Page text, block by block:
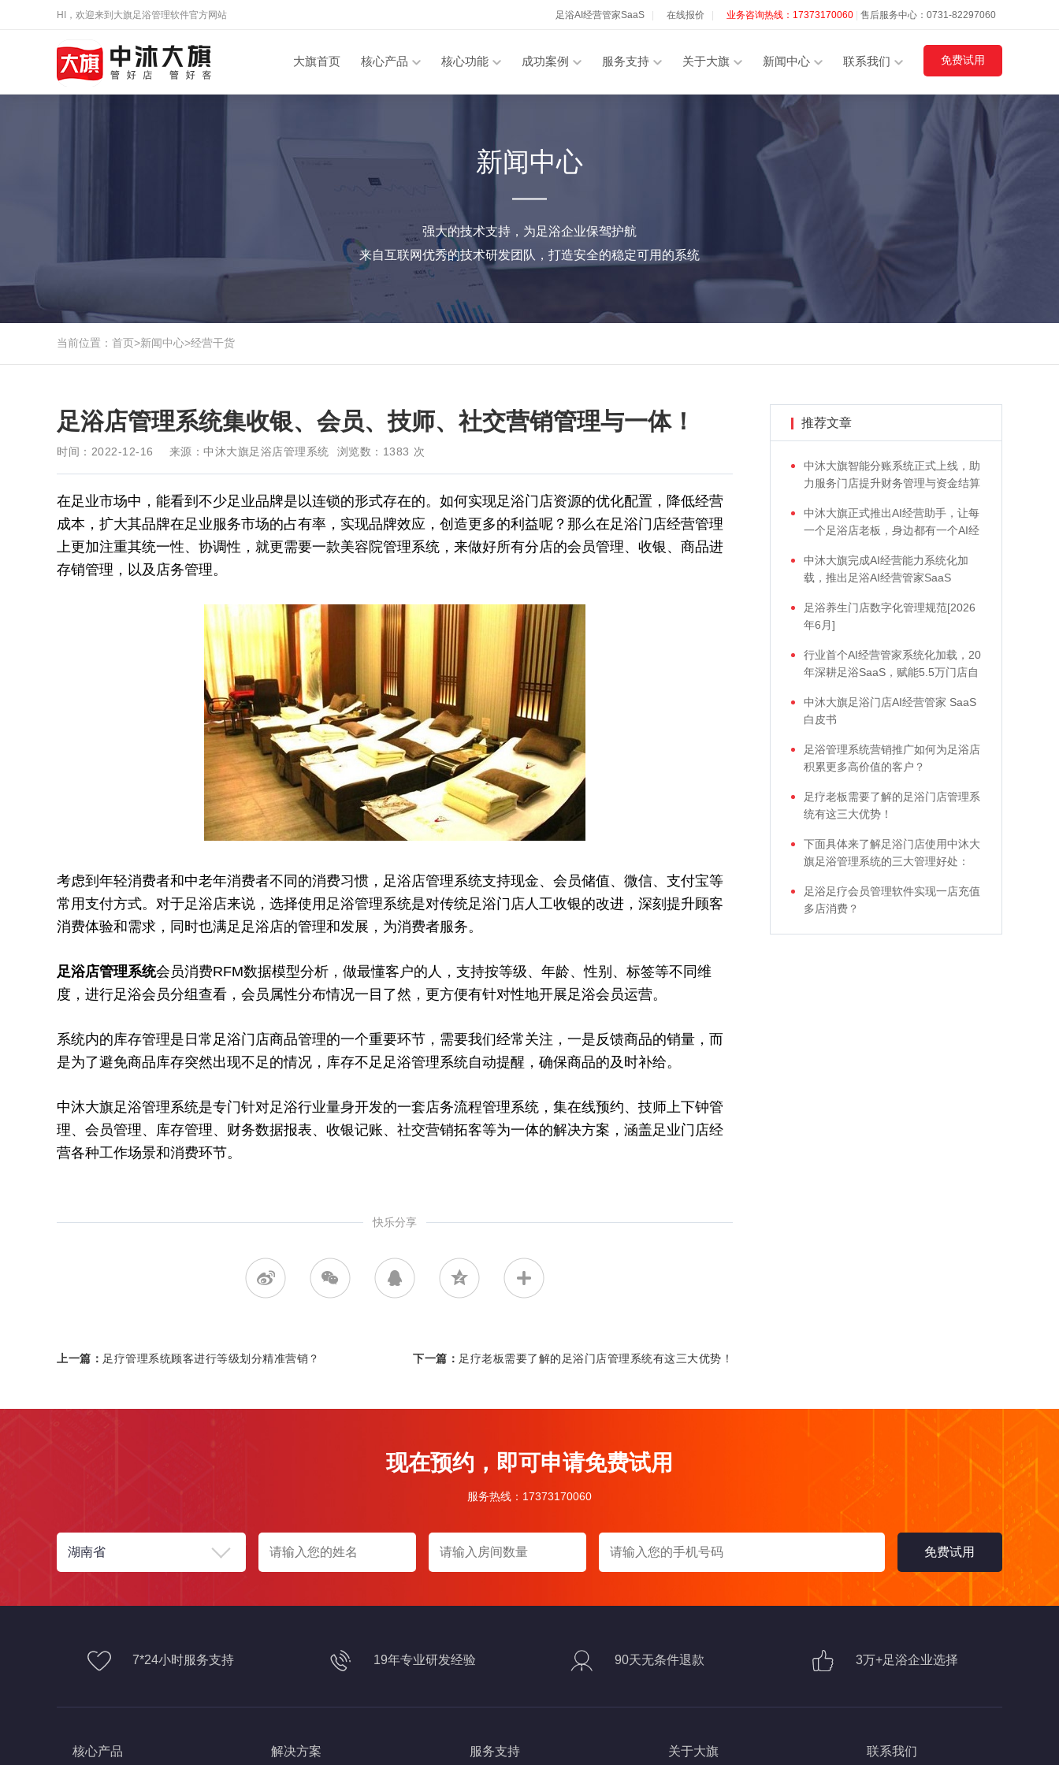
HI，欢迎来到大旗足浴管理软件官方网站 足浴AI经营管家SaaS 在线报价 业务咨询热线：17373170060 售后服务中心：0731-82297060
大旗首页 核心产品 核心功能 成功案例 服务支持 关于大旗 新闻中心 联系我们 免费试用
新闻中心
强大的技术支持，为足浴企业保驾护航
来自互联网优秀的技术研发团队，打造安全的稳定可用的系统
当前位置： 首页>新闻中心>经营干货
足浴店管理系统集收银、会员、技师、社交营销管理与一体！
时间：2022-12-16 来源：中沐大旗足浴店管理系统 浏览数： 1383 次
在足业市场中，能看到不少足业品牌是以连锁的形式存在的。如何实现足浴门店资源的优化配置，降低经营
成本，扩大其品牌在足业服务市场的占有率，实现品牌效应，创造更多的利益呢？那么在足浴门店经营管理
上更加注重其统一性、协调性，就更需要一款美容院管理系统，来做好所有分店的会员管理、收银、商品进
存销管理，以及店务管理。
考虑到年轻消费者和中老年消费者不同的消费习惯，足浴店管理系统支持现金、会员储值、微信、支付宝等
常用支付方式。对于足浴店来说，选择使用足浴管理系统是对传统足浴门店人工收银的改进，深刻提升顾客
消费体验和需求，同时也满足足浴店的管理和发展，为消费者服务。
足浴店管理系统会员消费RFM数据模型分析，做最懂客户的人，支持按等级、年龄、性别、标签等不同维
度，进行足浴会员分组查看，会员属性分布情况一目了然，更方便有针对性地开展足浴会员运营。
系统内的库存管理是日常足浴门店商品管理的一个重要环节，需要我们经常关注，一是反馈商品的销量，而
是为了避免商品库存突然出现不足的情况，库存不足足浴管理系统自动提醒，确保商品的及时补给。
中沐大旗足浴管理系统是专门针对足浴行业量身开发的一套店务流程管理系统，集在线预约、技师上下钟管
理、会员管理、库存管理、财务数据报表、收银记账、社交营销拓客等为一体的解决方案，涵盖足业门店经
营各种工作场景和消费环节。
快乐分享
上一篇： 足疗管理系统顾客进行等级划分精准营销？ 下一篇： 足疗老板需要了解的足浴门店管理系统有这三大优势！
推荐文章
中沐大旗智能分账系统正式上线，助
力服务门店提升财务管理与资金结算
中沐大旗正式推出AI经营助手，让每
一个足浴店老板，身边都有一个AI经
中沐大旗完成AI经营能力系统化加
载，推出足浴AI经营管家SaaS
足浴养生门店数字化管理规范[2026
年6月]
行业首个AI经营管家系统化加载，20
年深耕足浴SaaS，赋能5.5万门店自
中沐大旗足浴门店AI经营管家 SaaS
白皮书
足浴管理系统营销推广如何为足浴店
积累更多高价值的客户？
足疗老板需要了解的足浴门店管理系
统有这三大优势！
下面具体来了解足浴门店使用中沐大
旗足浴管理系统的三大管理好处：
足浴足疗会员管理软件实现一店充值
多店消费？
现在预约，即可申请免费试用
服务热线：17373170060
7*24小时服务支持 19年专业研发经验 90天无条件退款 3万+足浴企业选择
核心产品 解决方案 服务支持 关于大旗 联系我们